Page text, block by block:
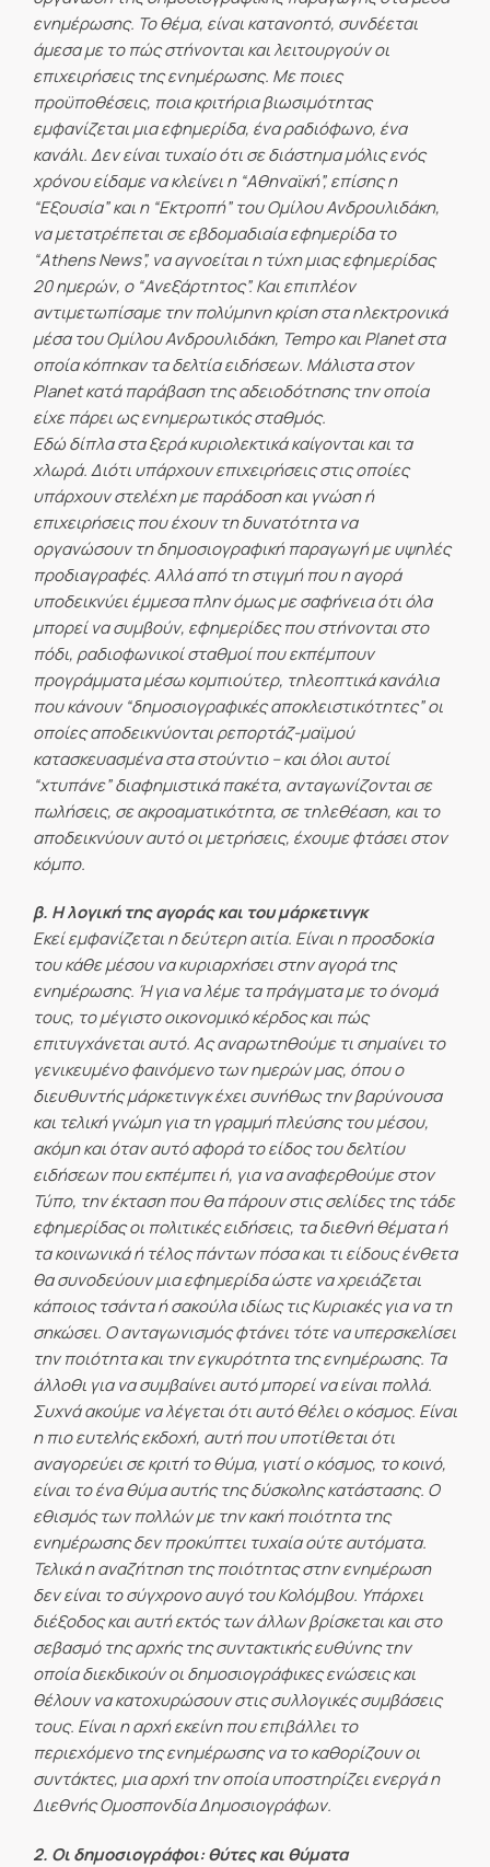
ενημέρωσης. Το θέμα, είναι κατανοητό, συνδέεται
άμεσα με το πώς στήνονται και λειτουργούν οι
επιχειρήσεις της ενημέρωσης. Με ποιες
προϋποθέσεις, ποια κριτήρια βιωσιμότητας
εμφανίζεται μια εφημερίδα, ένα ραδιόφωνο, ένα
κανάλι. Δεν είναι τυχαίο ότι σε διάστημα μόλις ενός
χρόνου είδαμε να κλείνει η “Αθηναϊκή”, επίσης η
“Εξουσία” και η “Εκτροπή” του Ομίλου Ανδρουλιδάκη,
να μετατρέπεται σε εβδομαδιαία εφημερίδα το
“Athens News”, να αγνοείται η τύχη μιας εφημερίδας
20 ημερών, ο “Ανεξάρτητος”. Και επιπλέον
αντιμετωπίσαμε την πολύμηνη κρίση στα ηλεκτρονικά
μέσα του Ομίλου Ανδρουλιδάκη, Tempo και Planet στα
οποία κόπηκαν τα δελτία ειδήσεων. Μάλιστα στον
Planet κατά παράβαση της αδειοδότησης την οποία
είχε πάρει ως ενημερωτικός σταθμός.
Εδώ δίπλα στα ξερά κυριολεκτικά καίγονται και τα
χλωρά. Διότι υπάρχουν επιχειρήσεις στις οποίες
υπάρχουν στελέχη με παράδοση και γνώση ή
επιχειρήσεις που έχουν τη δυνατότητα να
οργανώσουν τη δημοσιογραφική παραγωγή με υψηλές
προδιαγραφές. Αλλά από τη στιγμή που η αγορά
υποδεικνύει έμμεσα πλην όμως με σαφήνεια ότι όλα
μπορεί να συμβούν, εφημερίδες που στήνονται στο
πόδι, ραδιοφωνικοί σταθμοί που εκπέμπουν
προγράμματα μέσω κομπιούτερ, τηλεοπτικά κανάλια
που κάνουν “δημοσιογραφικές αποκλειστικότητες” οι
οποίες αποδεικνύονται ρεπορτάζ-μαϊμού
κατασκευασμένα στα στούντιο – και όλοι αυτοί
“χτυπάνε” διαφημιστικά πακέτα, ανταγωνίζονται σε
πωλήσεις, σε ακροαματικότητα, σε τηλεθέαση, και το
αποδεικνύουν αυτό οι μετρήσεις, έχουμε φτάσει στον
κόμπο.
β. Η λογική της αγοράς και του μάρκετινγκ
Εκεί εμφανίζεται η δεύτερη αιτία. Είναι η προσδοκία
του κάθε μέσου να κυριαρχήσει στην αγορά της
ενημέρωσης. Ή για να λέμε τα πράγματα με το όνομά
τους, το μέγιστο οικονομικό κέρδος και πώς
επιτυγχάνεται αυτό. Ας αναρωτηθούμε τι σημαίνει το
γενικευμένο φαινόμενο των ημερών μας, όπου ο
διευθυντής μάρκετινγκ έχει συνήθως την βαρύνουσα
και τελική γνώμη για τη γραμμή πλεύσης του μέσου,
ακόμη και όταν αυτό αφορά το είδος του δελτίου
ειδήσεων που εκπέμπει ή, για να αναφερθούμε στον
Τύπο, την έκταση που θα πάρουν στις σελίδες της τάδε
εφημερίδας οι πολιτικές ειδήσεις, τα διεθνή θέματα ή
τα κοινωνικά ή τέλος πάντων πόσα και τι είδους ένθετα
θα συνοδεύουν μια εφημερίδα ώστε να χρειάζεται
κάποιος τσάντα ή σακούλα ιδίως τις Κυριακές για να τη
σηκώσει. Ο ανταγωνισμός φτάνει τότε να υπερσκελίσει
την ποιότητα και την εγκυρότητα της ενημέρωσης. Τα
άλλοθι για να συμβαίνει αυτό μπορεί να είναι πολλά.
Συχνά ακούμε να λέγεται ότι αυτό θέλει ο κόσμος. Είναι
η πιο ευτελής εκδοχή, αυτή που υποτίθεται ότι
αναγορεύει σε κριτή το θύμα, γιατί ο κόσμος, το κοινό,
είναι το ένα θύμα αυτής της δύσκολης κατάστασης. Ο
εθισμός των πολλών με την κακή ποιότητα της
ενημέρωσης δεν προκύπτει τυχαία ούτε αυτόματα.
Τελικά η αναζήτηση της ποιότητας στην ενημέρωση
δεν είναι το σύγχρονο αυγό του Κολόμβου. Υπάρχει
διέξοδος και αυτή εκτός των άλλων βρίσκεται και στο
σεβασμό της αρχής της συντακτικής ευθύνης την
οποία διεκδικούν οι δημοσιογράφικες ενώσεις και
θέλουν να κατοχυρώσουν στις συλλογικές συμβάσεις
τους. Είναι η αρχή εκείνη που επιβάλλει το
περιεχόμενο της ενημέρωσης να το καθορίζουν οι
συντάκτες, μια αρχή την οποία υποστηρίζει ενεργά η
Διεθνής Ομοσπονδία Δημοσιογράφων.
2. Οι δημοσιογράφοι: θύτες και θύματα